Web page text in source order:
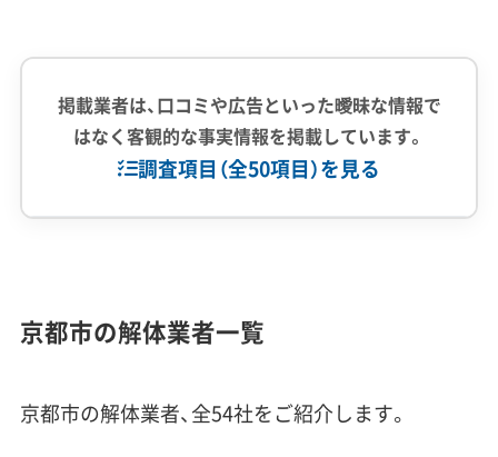
都心ならではの制約が多く、工期とコストに影響し
ます。
主な注意点：高額なコインパーキング費用、交通
誘導員の必須配置、イベントによる工事規制
が残るエリアでは、トラックが入れない道が多数存
掲載業者は、口コミや広告といった曖昧な情報で
はなく客観的な事実情報を掲載しています。
調査項目（全50項目）を見る
従業員30人以上
中間処理場保有
京都市の解体業者一覧
京都市の解体業者、全54社をご紹介します。